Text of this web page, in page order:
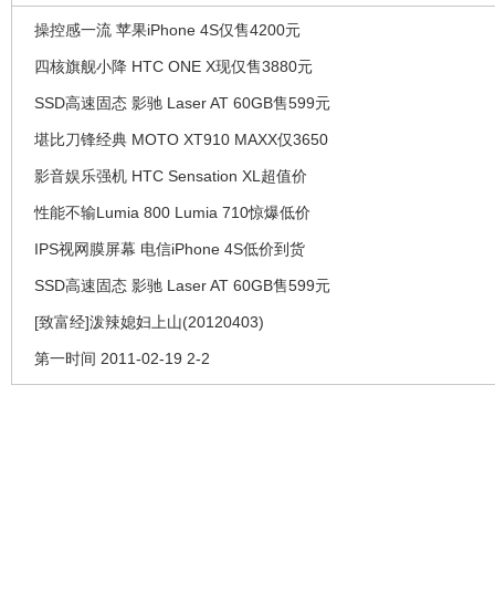
操控感一流 苹果iPhone 4S仅售4200元
四核旗舰小降 HTC ONE X现仅售3880元
SSD高速固态 影驰 Laser AT 60GB售599元
堪比刀锋经典 MOTO XT910 MAXX仅3650
影音娱乐强机 HTC Sensation XL超值价
性能不输Lumia 800 Lumia 710惊爆低价
IPS视网膜屏幕 电信iPhone 4S低价到货
SSD高速固态 影驰 Laser AT 60GB售599元
[致富经]泼辣媳妇上山(20120403)
第一时间 2011-02-19 2-2